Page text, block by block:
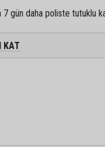
7 gün daha poliste tutuklu
KAT